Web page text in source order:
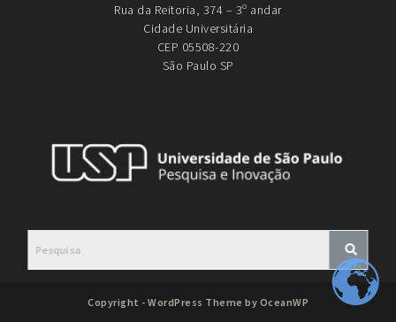
Rua da Reitoria, 374 – 3º andar
Cidade Universitária
CEP 05508-220
São Paulo SP
Copyright - WordPress Theme by OceanWP